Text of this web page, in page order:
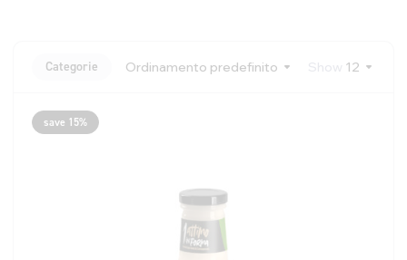
Categorie Ordinamento predefinito 12
save 15%